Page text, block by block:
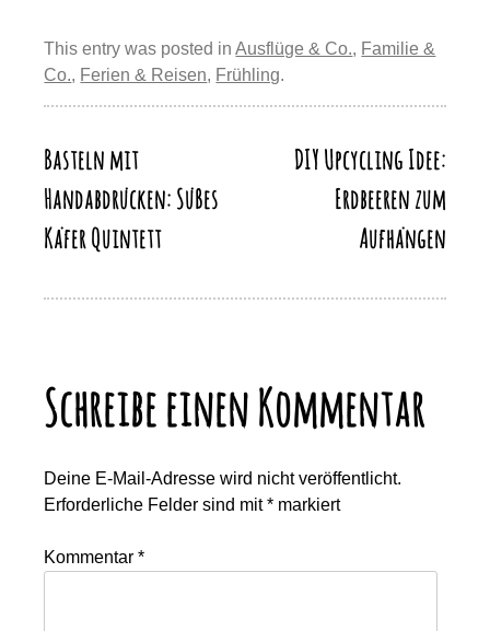
st
b
o
y
d
A a
y
Li
k
n
This entry was posted inAusflüge & Co., Familie &
Co., Ferien & Reisen, Frühling.
Beitragsnavigation
Basteln mit
Handabdrücken: Süßes
Käfer Quintett
DIY Upcycling Idee:
Erdbeeren zum
Aufhängen
Schreibe einen Kommentar
Deine E-Mail-Adresse wird nicht veröffentlicht.
Erforderliche Felder sind mit* markiert
Kommentar*